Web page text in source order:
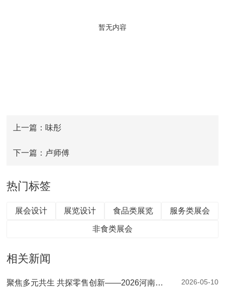
暂无内容
上一篇：味彤
下一篇：卢师傅
热门标签
展会设计 展览设计 食品类展览 服务类展会
非食类展会
相关新闻
聚焦多元共生 共探零售创新——2026河南零售创新大会暨第二届郑州自有品牌供应链大会圆满落幕 2026-05-10